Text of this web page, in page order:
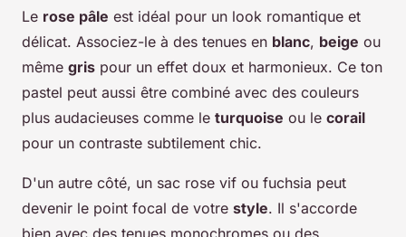
Le rose pâle est idéal pour un look romantique et
délicat. Associez-le à des tenues en blanc, beige ou
même gris pour un effet doux et harmonieux. Ce ton
pastel peut aussi être combiné avec des couleurs
plus audacieuses comme le turquoise ou le corail
pour un contraste subtilement chic.
D'un autre côté, un sac rose vif ou fuchsia peut
devenir le point focal de votre style. Il s'accorde